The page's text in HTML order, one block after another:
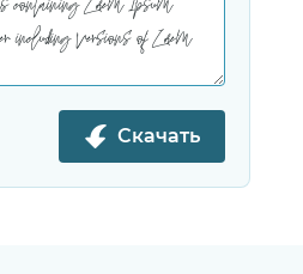
Скачать